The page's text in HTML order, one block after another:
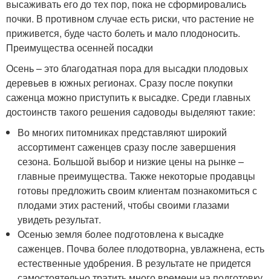
высаживать его до тех пор, пока не сформировались
почки. В противном случае есть риски, что растение не
приживется, буде часто болеть и мало плодоносить.
Преимущества осенней посадки
Осень – это благодатная пора для высадки плодовых
деревьев в южных регионах. Сразу после покупки
саженца можно приступить к высадке. Среди главных
достоинств такого решения садоводы выделяют такие:
Во многих питомниках представляют широкий
ассортимент саженцев сразу после завершения
сезона. Большой выбор и низкие цены на рынке –
главные преимущества. Также некоторые продавцы
готовы предложить своим клиентам познакомиться с
плодами этих растений, чтобы своими глазами
увидеть результат.
Осенью земля более подготовлена к высадке
саженцев. Почва более плодотворна, увлажнена, есть
естественные удобрения. В результате не придется